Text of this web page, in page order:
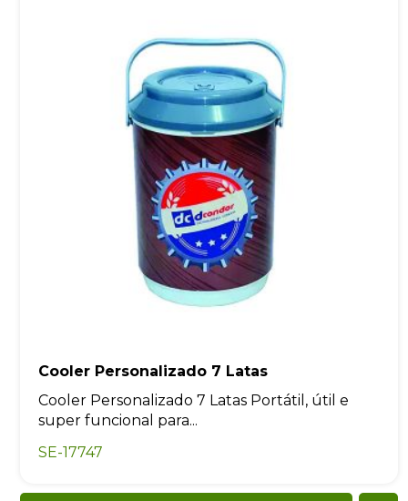
Cooler Personalizado 7 Latas
Cooler Personalizado 7 Latas Portátil, útil e
super funcional para...
SE-17747